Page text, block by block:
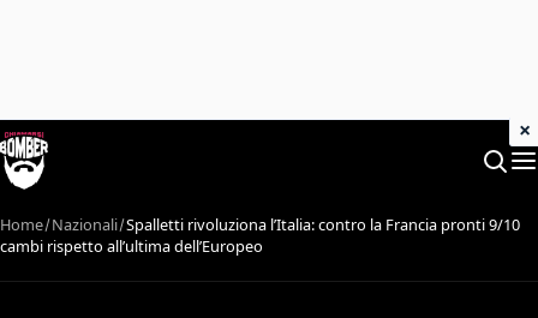
Home Nazionali Spalletti rivoluziona l’Italia: contro la Francia pronti 9/10
cambi rispetto all’ultima dell’Europeo
×